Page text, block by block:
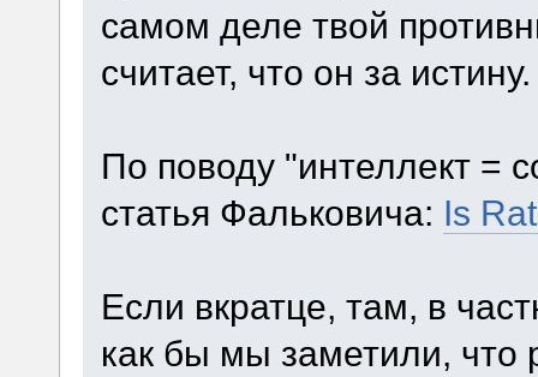
самом деле твой
считает, что он за истину.
По поводу "интеллект =
статья Фальковича: Is
Если вкратце, там, в
как бы мы заметили, что